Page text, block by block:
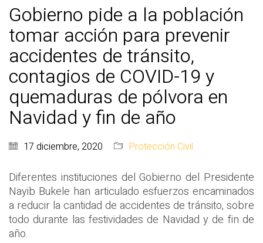
Gobierno pide a la población
tomar acción para prevenir
accidentes de tránsito,
contagios de COVID-19 y
quemaduras de pólvora en
Navidad y fin de año
17 diciembre, 2020 Protección Civil
Diferentes instituciones del Gobierno del Presidente
Nayib Bukele han articulado esfuerzos encaminados
a reducir la cantidad de accidentes de tránsito, sobre
todo durante las festividades de Navidad y de fin de
año.